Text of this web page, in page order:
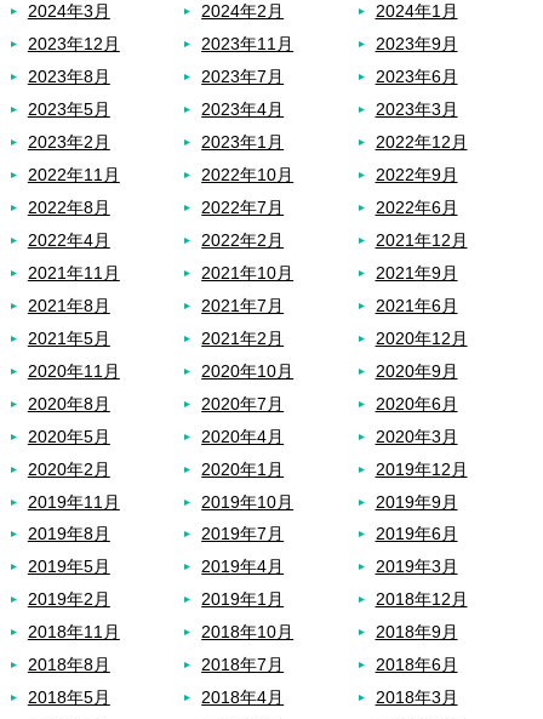
2024年3月
2024年2月
2024年1月
2023年12月
2023年11月
2023年9月
2023年8月
2023年7月
2023年6月
2023年5月
2023年4月
2023年3月
2023年2月
2023年1月
2022年12月
2022年11月
2022年10月
2022年9月
2022年8月
2022年7月
2022年6月
2022年4月
2022年2月
2021年12月
2021年11月
2021年10月
2021年9月
2021年8月
2021年7月
2021年6月
2021年5月
2021年2月
2020年12月
2020年11月
2020年10月
2020年9月
2020年8月
2020年7月
2020年6月
2020年5月
2020年4月
2020年3月
2020年2月
2020年1月
2019年12月
2019年11月
2019年10月
2019年9月
2019年8月
2019年7月
2019年6月
2019年5月
2019年4月
2019年3月
2019年2月
2019年1月
2018年12月
2018年11月
2018年10月
2018年9月
2018年8月
2018年7月
2018年6月
2018年5月
2018年4月
2018年3月